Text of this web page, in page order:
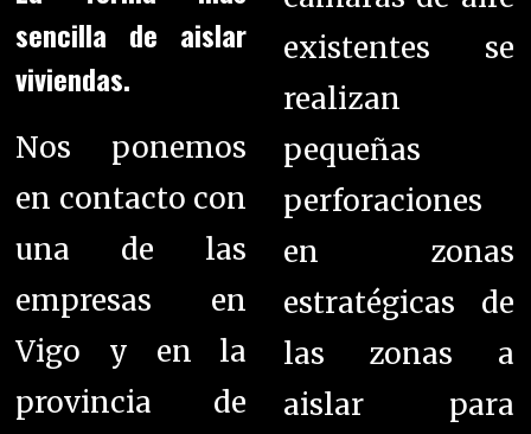
sencilla de aislar
viviendas.
Nos ponemos
en contacto con
una de las
empresas en
Vigo y en la
provincia de
existentes se
realizan
pequeñas
perforaciones
en zonas
estratégicas de
las zonas a
aislar para